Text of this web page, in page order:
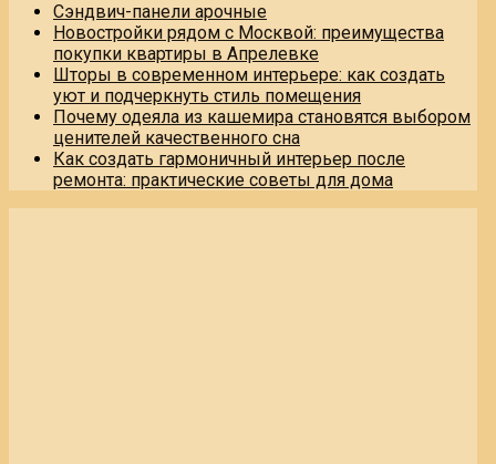
Сэндвич-панели арочные
Новостройки рядом с Москвой: преимущества
покупки квартиры в Апрелевке
Шторы в современном интерьере: как создать
уют и подчеркнуть стиль помещения
Почему одеяла из кашемира становятся выбором
ценителей качественного сна
Как создать гармоничный интерьер после
ремонта: практические советы для дома